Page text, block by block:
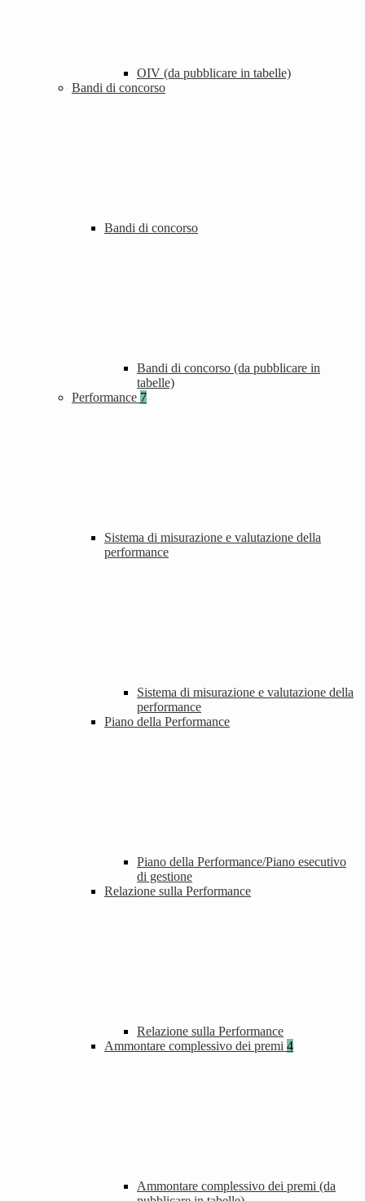
OIV (da pubblicare in tabelle)
Bandi di concorso
Bandi di concorso
Bandi di concorso (da pubblicare in
tabelle)
Performance 7
Sistema di misurazione e valutazione della
performance
Sistema di misurazione e valutazione della
performance
Piano della Performance
Piano della Performance/Piano esecutivo
di gestione
Relazione sulla Performance
Relazione sulla Performance
Ammontare complessivo dei premi 4
Ammontare complessivo dei premi (da